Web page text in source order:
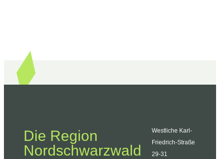
Die Region
Nordschwarzwald
Westliche Karl-
Friedrich-Straße
29-31